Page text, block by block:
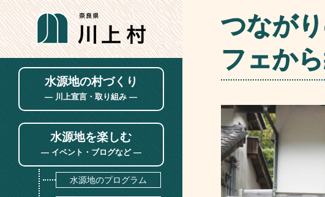
水源地の村づくり
― 川上宣言・取り組み ―
川上宣言
村づくりの取り組み
水源地を楽しむ
― イベント・ブログなど ―
水源地のプログラム
つなが
フェか